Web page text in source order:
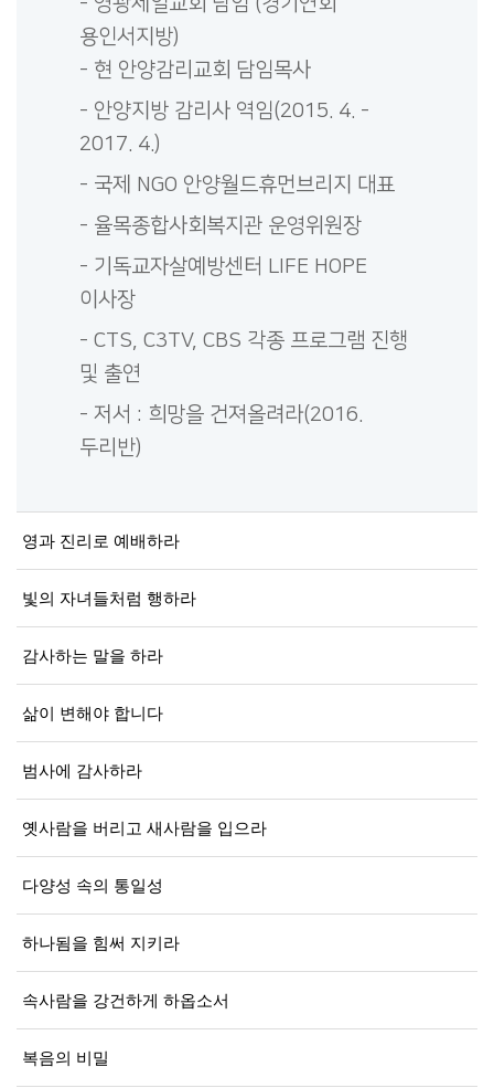
용인서지방)
- 현 안양감리교회 담임목사
- 안양지방 감리사 역임(2015. 4. -
2017. 4.)
- 국제 NGO 안양월드휴먼브리지 대표
- 율목종합사회복지관 운영위원장
- 기독교자살예방센터 LIFE HOPE
이사장
- CTS, C3TV, CBS 각종 프로그램 진행
및 출연
- 저서 : 희망을 건져올려라(2016.
두리반)
영과 진리로 예배하라
빛의 자녀들처럼 행하라
감사하는 말을 하라
삶이 변해야 합니다
범사에 감사하라
옛사람을 버리고 새사람을 입으라
다양성 속의 통일성
하나됨을 힘써 지키라
속사람을 강건하게 하옵소서
복음의 비밀